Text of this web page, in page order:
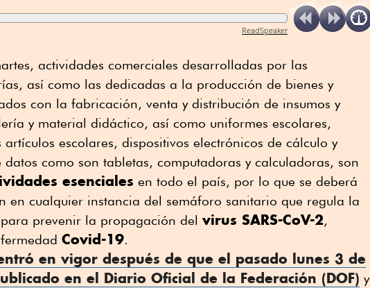
ReadSpeaker
actividades comerciales desarrolladas por las
así como las dedicadas a la producción de bienes y
con la fabricación, venta y distribución de insumos y
y material didáctico, así como uniformes escolares,
artículos escolares, dispositivos electrónicos de cálculo y
datos como son tabletas, computadoras y calculadoras, son
esenciales en todo el país, por lo que se deberá
en cualquier instancia del semáforo sanitario que regula la
prevenir la propagación del virus SARS-CoV-2,
Covid-19.
en vigor después de que el pasado lunes 3 de
en el Diario Oficial de la Federación (DOF) y